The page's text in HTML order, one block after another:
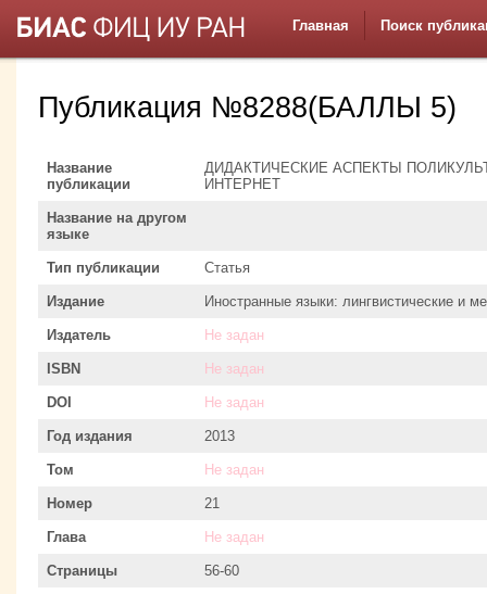
Главная Поиск
Публикация №8288(БАЛЛЫ 5)
Название
публикации
ДИДАКТИЧЕСКИЕ АСПЕКТЫ
ИНТЕРНЕТ
Название на другом
языке
Тип публикации Статья
Издание Иностранные языки: лингвистические и
Издатель Не задан
ISBN Не задан
DOI Не задан
Год издания 2013
Том Не задан
Номер 21
Глава Не задан
Страницы 56-60